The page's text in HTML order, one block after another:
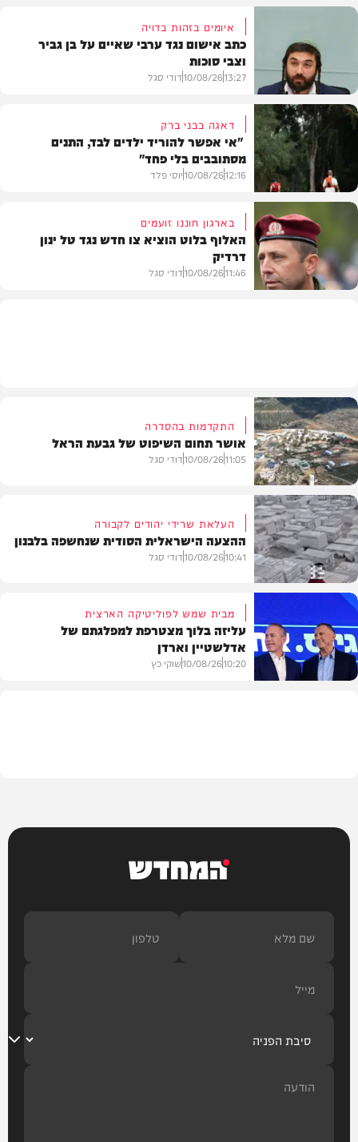
חדשות
איומים בזהות בדויה
כתב אישום נגד ערבי שאיים על בן גביר
וצבי סוכות
13:27
10/08/26דודי סגל
חדשות
דאגה בבני ברק
"אי אפשר להוריד ילדים לבד, התנים
מסתובבים בלי פחד"
12:16
10/08/26יוסי פלד
בארגון חוננו זועמים
האלוף בלוט הוציא צו חדש נגד טל ינון
דרדיק
11:46
10/08/26דודי סגל
חדשות
התקדמות בהסדרה
אושר תחום השיפוט של גבעת הראל
11:05
10/08/26דודי סגל
חדשות
העלאת שרידי יהודים לקבורה
ההצעה הישראלית הסודית שנחשפה בלבנון
10:41
10/08/26דודי סגל
מבית שמש לפוליטיקה הארצית
עליזה בלוך מצטרפת למפלגתם של
אדלשטיין וארדן
10:20
10/08/26שוקי כץ
המחדש